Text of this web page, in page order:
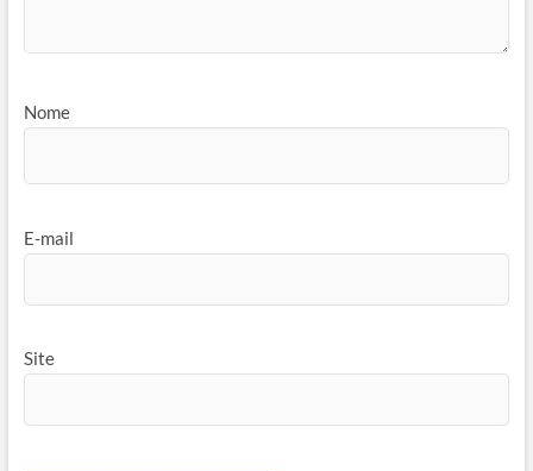
Nome
E-mail
Site